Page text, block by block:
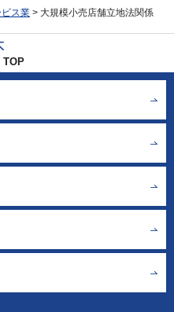
ス業 > 大規模小売店舗立地法関係
TOP